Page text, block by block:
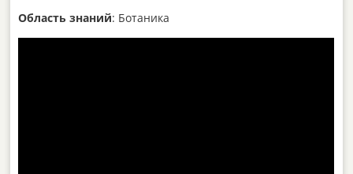
Область знаний: Ботаника